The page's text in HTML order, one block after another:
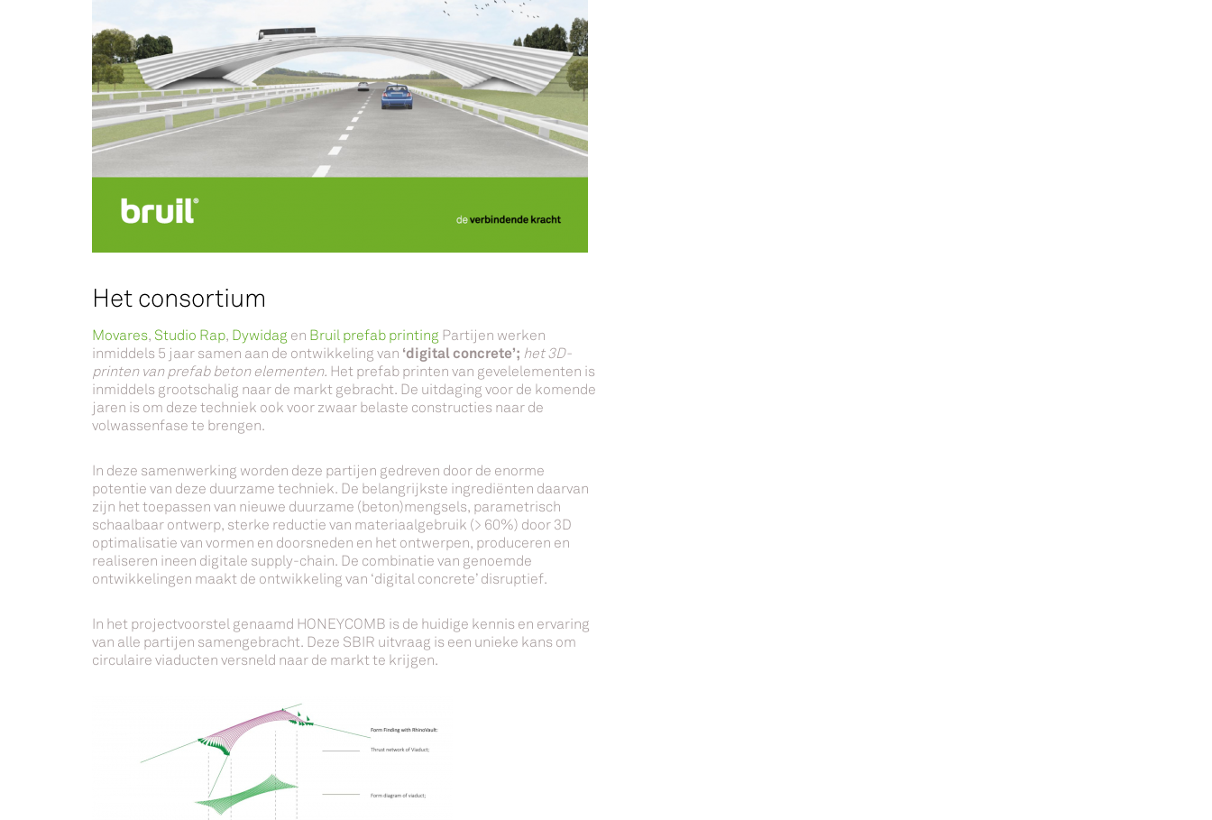
Het consortium
Movares, Studio Rap, Dywidag en Bruil prefab printing Partijen werken
inmiddels 5 jaar samen aan de ontwikkeling van ‘digital concrete’; het 3D-
printen van prefab beton elementen. Het prefab printen van gevelelementen is
inmiddels grootschalig naar de markt gebracht. De uitdaging voor de komende
jaren is om deze techniek ook voor zwaar belaste constructies naar de
volwassenfase te brengen.
In deze samenwerking worden deze partijen gedreven door de enorme
potentie van deze duurzame techniek. De belangrijkste ingrediënten daarvan
zijn het toepassen van nieuwe duurzame (beton)mengsels, parametrisch
schaalbaar ontwerp, sterke reductie van materiaalgebruik (> 60%) door 3D
optimalisatie van vormen en doorsneden en het ontwerpen, produceren en
realiseren ineen digitale supply-chain. De combinatie van genoemde
ontwikkelingen maakt de ontwikkeling van ‘digital concrete’ disruptief.
In het projectvoorstel genaamd HONEYCOMB is de huidige kennis en ervaring
van alle partijen samengebracht. Deze SBIR uitvraag is een unieke kans om
circulaire viaducten versneld naar de markt te krijgen.